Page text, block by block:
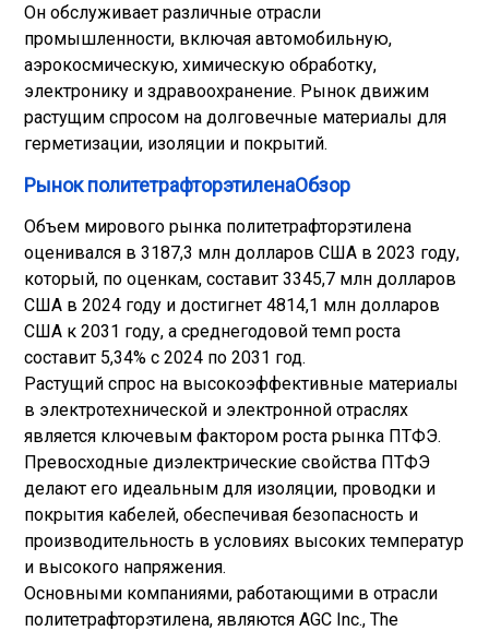
Он обслуживает различные отрасли
промышленности, включая автомобильную,
аэрокосмическую, химическую обработку,
электронику и здравоохранение. Рынок движим
растущим спросом на долговечные материалы для
герметизации, изоляции и покрытий.
Рынок политетрафторэтиленаОбзор
Объем мирового рынка политетрафторэтилена
оценивался в 3187,3 млн долларов США в 2023 году,
который, по оценкам, составит 3345,7 млн ​​долларов
США в 2024 году и достигнет 4814,1 млн долларов
США к 2031 году, а среднегодовой темп роста
составит 5,34% с 2024 по 2031 год.
Растущий спрос на высокоэффективные материалы
в электротехнической и электронной отраслях
является ключевым фактором роста рынка ПТФЭ.
Превосходные диэлектрические свойства ПТФЭ
делают его идеальным для изоляции, проводки и
покрытия кабелей, обеспечивая безопасность и
производительность в условиях высоких температур
и высокого напряжения.
Основными компаниями, работающими в отрасли
политетрафторэтилена, являются AGC Inc., The